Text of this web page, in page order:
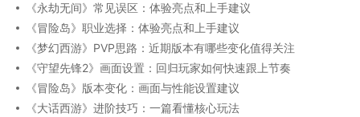
《永劫无间》常见误区：体验亮点和上手建议
《冒险岛》职业选择：体验亮点和上手建议
《梦幻西游》PVP思路：近期版本有哪些变化值得关注
《守望先锋2》画面设置：回归玩家如何快速跟上节奏
《冒险岛》版本变化：画面与性能设置建议
《大话西游》进阶技巧：一篇看懂核心玩法